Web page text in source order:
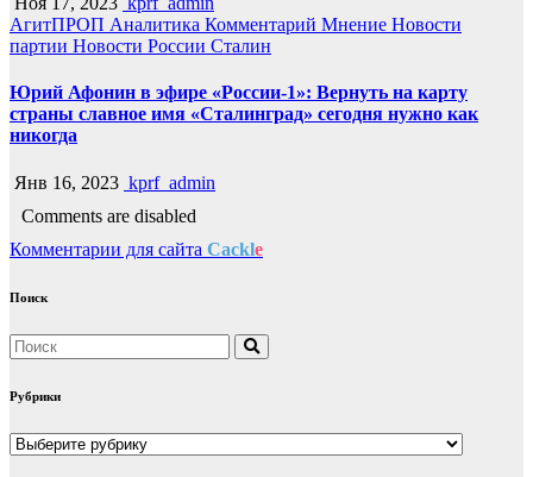
АгитПРОП Аналитика Комментарий Мнение Новости
партии Новости России Сталин
Юрий Афонин в эфире «России-1»: Вернуть на карту
страны славное имя «Сталинград» сегодня нужно как
никогда
Янв 16, 2023 kprf_admin
Comments are disabled
Комментарии для сайта Cackle
Поиск
Рубрики
Рубрики